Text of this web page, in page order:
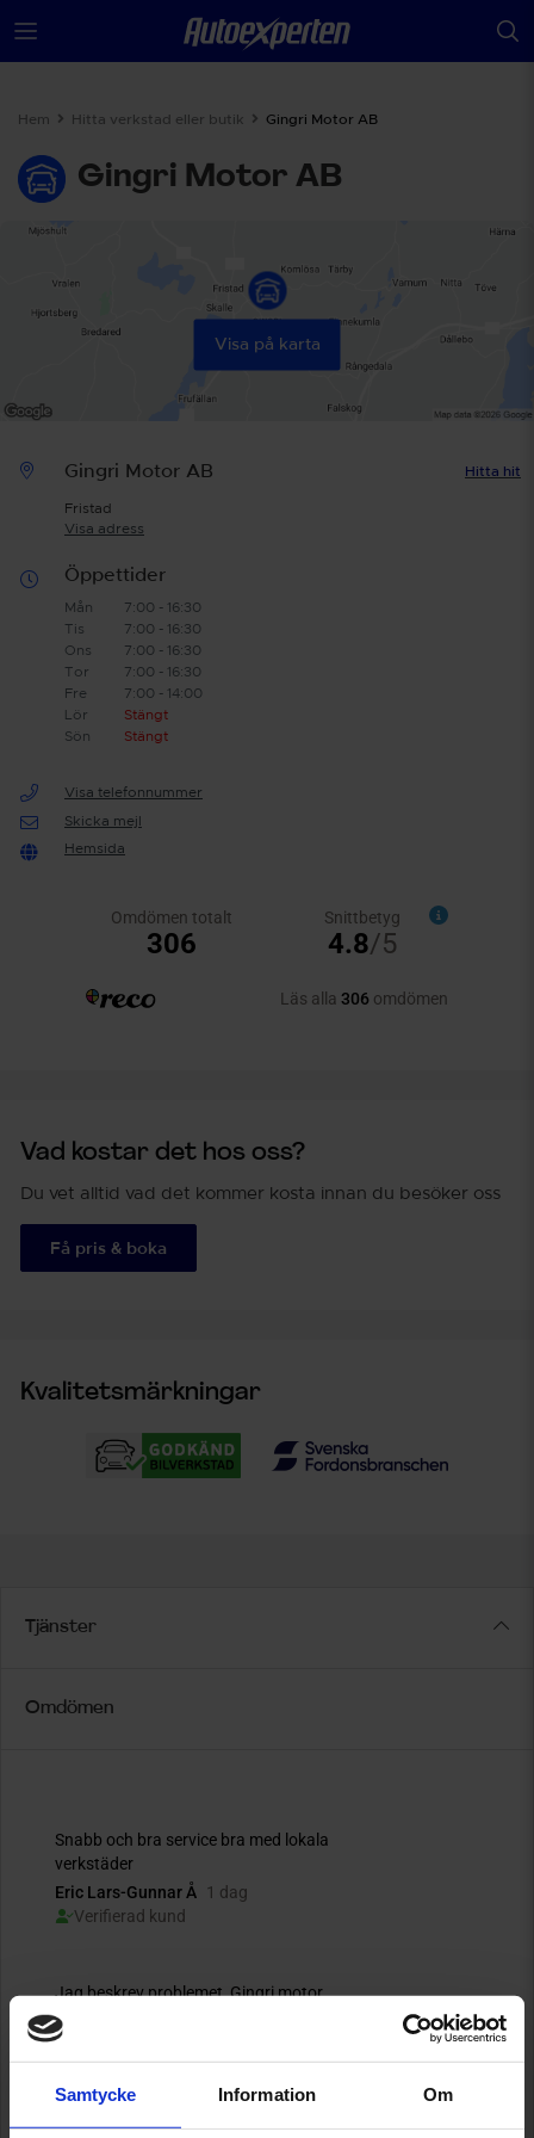
Samtycke Information Om
Hem Hitta verkstad eller butik Gingri Motor AB
Gingri Motor AB
Visa på karta
Gingri Motor AB
Fristad
Visa adress
Hitta hit
Öppettider
Mån
7:00 - 16:30
Tis
7:00 - 16:30
Ons
7:00 - 16:30
Tor
7:00 - 16:30
Fre
7:00 - 14:00
Lör
Stängt
Sön
Stängt
Visa telefonnummer
Skicka mejl
Hemsida
Vad kostar det hos oss?
Du vet alltid vad det kommer kosta innan du besöker oss
Få pris & boka
Kvalitetsmärkningar
Tjänster
Omdömen